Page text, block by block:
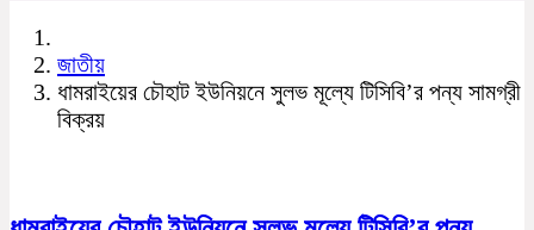
জাতীয়
ধামরাইয়ের চৌহাট ইউনিয়নে সুলভ মূল্যে টিসিবি’র পন্য সামগ্রী
বিক্রয়